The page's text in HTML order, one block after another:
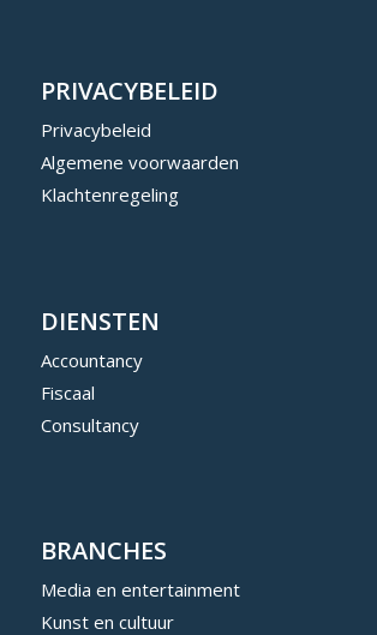
PRIVACYBELEID
Privacybeleid
Algemene voorwaarden
Klachtenregeling
DIENSTEN
Accountancy
Fiscaal
Consultancy
BRANCHES
Media en entertainment
Kunst en cultuur